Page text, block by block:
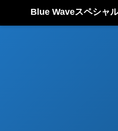
Blue Waveスペシャ